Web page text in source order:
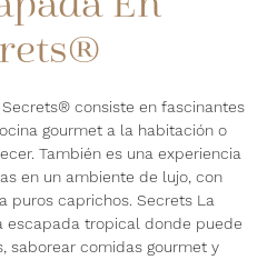
consiste en fascinantes
gourmet a la habitación o
También es una experiencia
en un ambiente de lujo, con
puros caprichos. Secrets La
escapada tropical donde puede
saborear comidas gourmet y